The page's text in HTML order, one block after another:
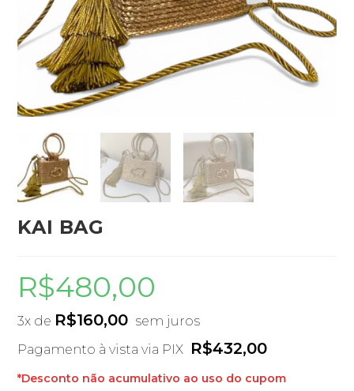
KAI BAG
R$480,00
3x de R$160,00 sem juros
Pagamento à vista via PIX R$432,00
*Desconto não acumulativo ao uso do cupom